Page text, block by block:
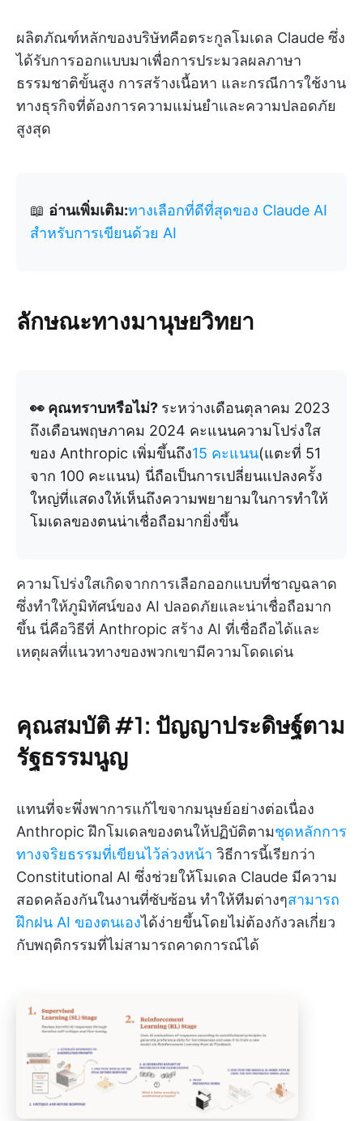
ผลิตภัณฑ์หลักของบริษัทคือตระกูลโมเดล Claude ซึ่ง
ได้รับการออกแบบมาเพื่อการประมวลผลภาษา
ธรรมชาติขั้นสูง การสร้างเนื้อหา และกรณีการใช้งาน
ทางธุรกิจที่ต้องการความแม่นยำและความปลอดภัย
สูงสุด
📖 อ่านเพิ่มเติม:ทางเลือกที่ดีที่สุดของ Claude AI
สำหรับการเขียนด้วย AI
ลักษณะทางมานุษยวิทยา
👀 คุณทราบหรือไม่? ระหว่างเดือนตุลาคม 2023
ถึงเดือนพฤษภาคม 2024 คะแนนความโปร่งใส
ของ Anthropic เพิ่มขึ้นถึง15 คะแนน(แตะที่ 51
จาก 100 คะแนน) นี่ถือเป็นการเปลี่ยนแปลงครั้ง
ใหญ่ที่แสดงให้เห็นถึงความพยายามในการทำให้
โมเดลของตนน่าเชื่อถือมากยิ่งขึ้น
ความโปร่งใสเกิดจากการเลือกออกแบบที่ชาญฉลาด
ซึ่งทำให้ภูมิทัศน์ของ AI ปลอดภัยและน่าเชื่อถือมาก
ขึ้น นี่คือวิธีที่ Anthropic สร้าง AI ที่เชื่อถือได้และ
เหตุผลที่แนวทางของพวกเขามีความโดดเด่น
คุณสมบัติ #1: ปัญญาประดิษฐ์ตาม
รัฐธรรมนูญ
แทนที่จะพึ่งพาการแก้ไขจากมนุษย์อย่างต่อเนื่อง
Anthropic ฝึกโมเดลของตนให้ปฏิบัติตามชุดหลักการ
ทางจริยธรรมที่เขียนไว้ล่วงหน้า วิธีการนี้เรียกว่า
Constitutional AI ซึ่งช่วยให้โมเดล Claude มีความ
สอดคล้องกันในงานที่ซับซ้อน ทำให้ทีมต่างๆสามารถ
ฝึกฝน AI ของตนเองได้ง่ายขึ้นโดยไม่ต้องกังวลเกี่ยว
กับพฤติกรรมที่ไม่สามารถคาดการณ์ได้